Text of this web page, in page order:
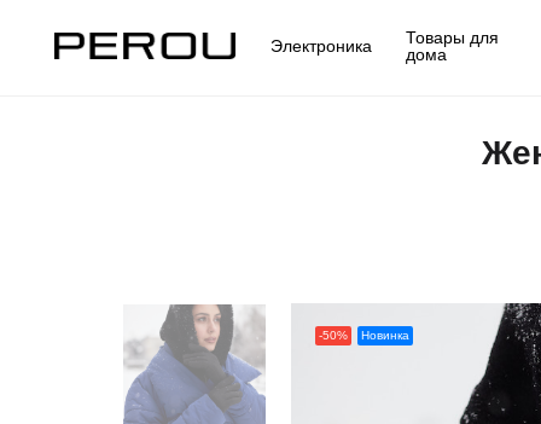
Электроника Товары для
дома
-50% Новинка